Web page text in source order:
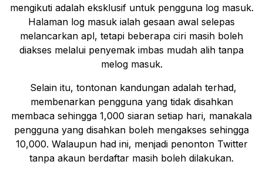
mengikuti adalah eksklusif untuk pengguna log masuk.
Halaman log masuk ialah gesaan awal selepas
melancarkan apl, tetapi beberapa ciri masih boleh
diakses melalui penyemak imbas mudah alih tanpa
melog masuk.
Selain itu, tontonan kandungan adalah terhad,
membenarkan pengguna yang tidak disahkan
membaca sehingga 1,000 siaran setiap hari, manakala
pengguna yang disahkan boleh mengakses sehingga
10,000. Walaupun had ini, menjadi penonton Twitter
tanpa akaun berdaftar masih boleh dilakukan.